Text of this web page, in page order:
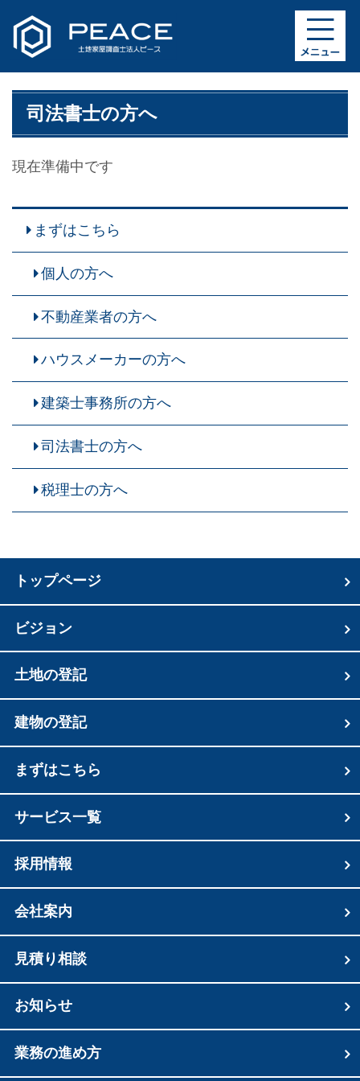
司法書士の方へ
現在準備中です
まずはこちら
個人の方へ
不動産業者の方へ
ハウスメーカーの方へ
建築士事務所の方へ
司法書士の方へ
税理士の方へ
トップページ
ビジョン
土地の登記
建物の登記
まずはこちら
サービス一覧
採用情報
会社案内
見積り相談
お知らせ
業務の進め方